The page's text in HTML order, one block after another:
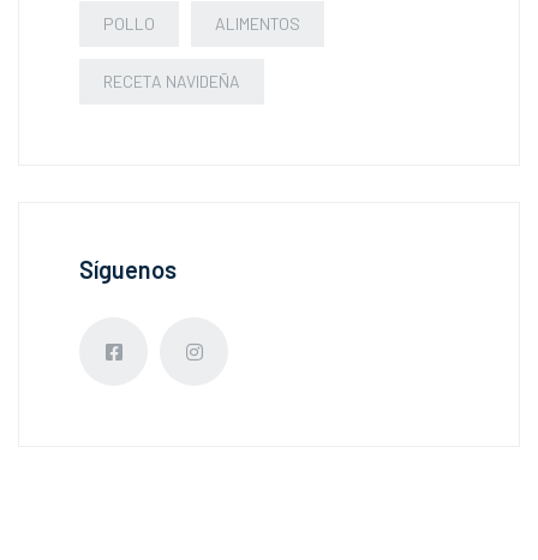
POLLO ALIMENTOS
RECETA NAVIDEÑA
Síguenos